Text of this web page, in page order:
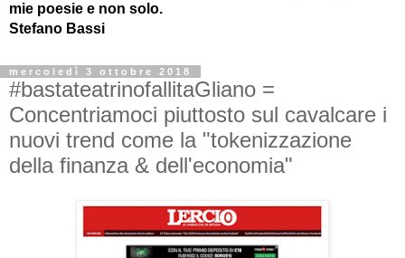
mie poesie e non solo.
Stefano Bassi
mercoledì 3 ottobre 2018
#bastateatrinofallitaGliano =
Concentriamoci piuttosto sul cavalcare i
nuovi trend come la "tokenizzazione
della finanza & dell'economia"